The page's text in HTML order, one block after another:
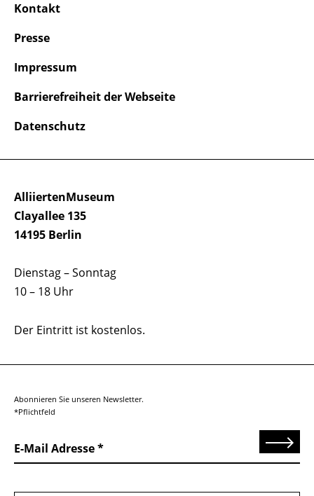
AlliiertenMuseum
Clayallee 135
14195 Berlin
Dienstag – Sonntag
10 – 18 Uhr
Der Eintritt ist kostenlos.
Kontakt
Presse
Impressum
Barrierefreiheit der Webseite
Datenschutz
Abonnieren Sie unseren Newsletter.
*Pflichtfeld
E-Mail Adresse Senden